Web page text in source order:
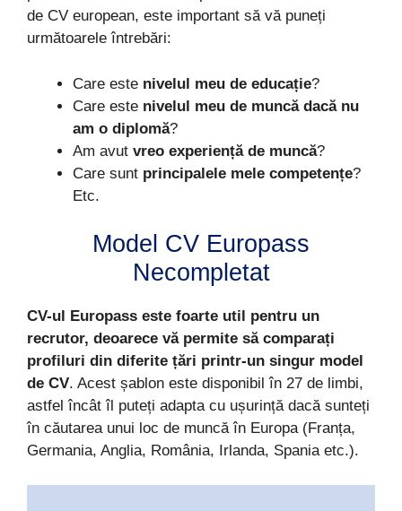
de CV european, este important să vă puneți
următoarele întrebări:
Care este nivelul meu de educație?
Care este nivelul meu de muncă dacă nu
am o diplomă?
Am avut vreo experiență de muncă?
Care sunt principalele mele competențe?
Etc.
Model CV Europass
Necompletat
CV-ul Europass este foarte util pentru un
recrutor, deoarece vă permite să comparați
profiluri din diferite țări printr-un singur model
de CV. Acest șablon este disponibil în 27 de limbi,
astfel încât îl puteți adapta cu ușurință dacă sunteți
în căutarea unui loc de muncă în Europa (Franța,
Germania, Anglia, România, Irlanda, Spania etc.).